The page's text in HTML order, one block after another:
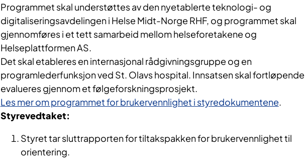
Programmet skal understøttes av den nyetablerte teknologi- og
digitaliseringsavdelingen i Helse Midt-Norge RHF, og programmet skal
gjennomføres i et tett samarbeid mellom helseforetakene og
Helseplattformen AS.
Det skal etableres en internasjonal rådgivningsgruppe og en
programlederfunksjon ved St. Olavs hospital. Innsatsen skal fortløpende
evalueres gjennom et følgeforskningsprosjekt.
Les mer om programmet for brukervennlighet i styredokumentene.
Styrevedtaket:
Styret tar sluttrapporten for tiltakspakken for brukervennlighet til
orientering.